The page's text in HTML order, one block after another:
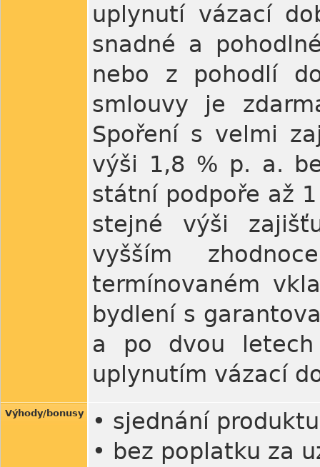
uplynutí vázací
snadné a
nebo z pohodlí
smlouvy je
Spoření s velmi
výši 1,8 % p. a.
státní podpoře až
stejné výši
vyšším
termínovaném
bydlení s
a po dvou
uplynutím vázací
Výhody/bonusy
• sjednání
• bez poplatku za